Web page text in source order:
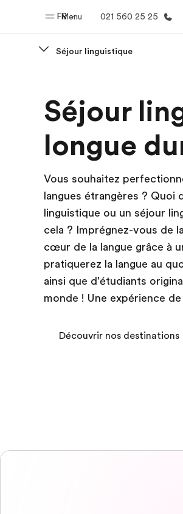
Menu
FR 021 560 25 25
Bienvenue chez EF
Séjour linguistique
Séjour
longue
Vous souhaitez
langues étrangères ? Quoi
linguistique ou un séjour
cela ? Imprégnez-vous de
cœur de la langue grâce à
pratiquerez la langue au
ainsi que d'étudiants
monde ! Une expérience
Découvrir nos destinations